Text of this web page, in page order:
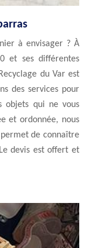
à envisager ? À
et ses différentes
du Var est
des services pour
objets qui ne vous
et ordonnée, nous
de connaître
devis est offert et